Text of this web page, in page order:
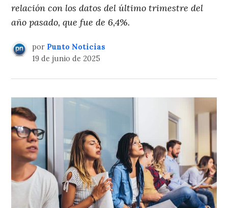
relación con los datos del último trimestre del
año pasado, que fue de 6,4%.
por Punto Noticias
19 de junio de 2025